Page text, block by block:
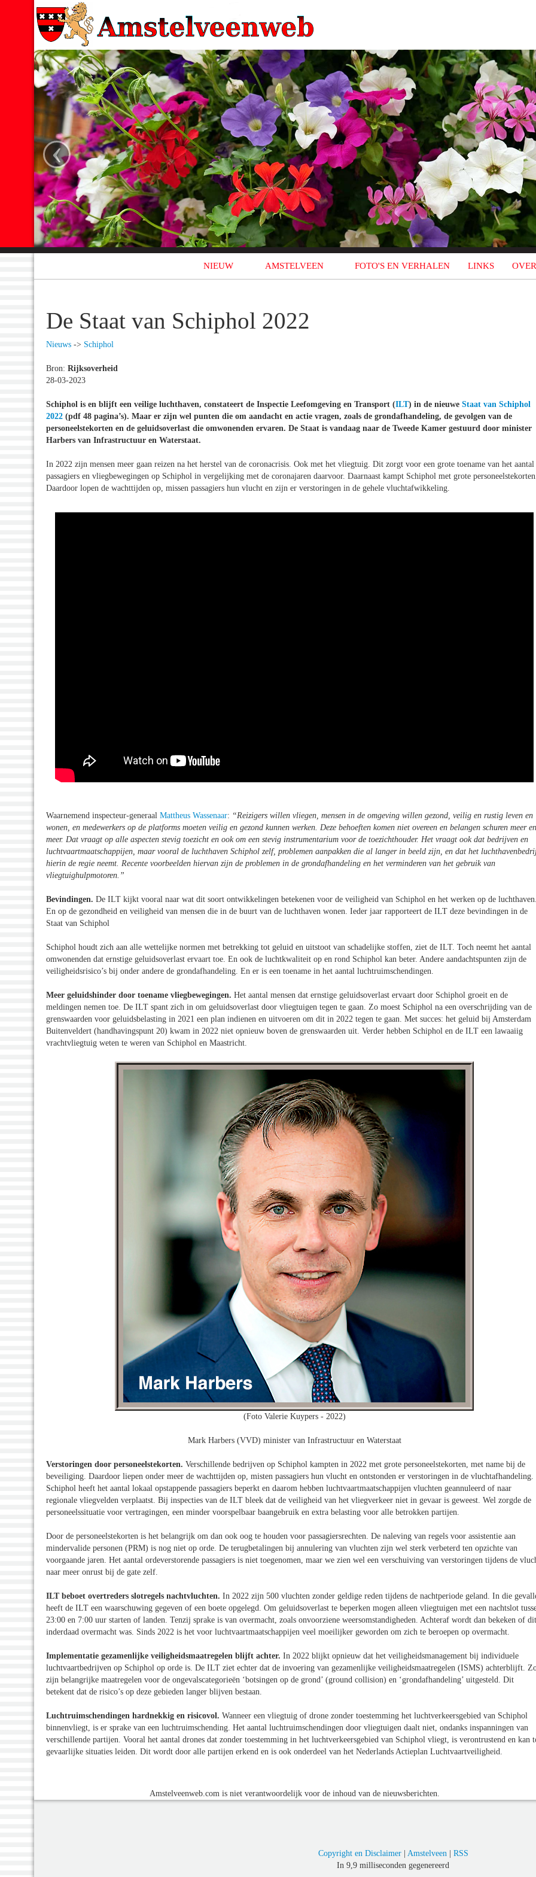
‹
NIEUW AMSTELVEEN FOTO'S EN VERHALEN LINKS
De Staat van Schiphol 2022
Nieuws -> Schiphol
Bron: Rijksoverheid
28-03-2023
Schiphol is en blijft een veilige luchthaven, constateert de Inspectie Leefomgeving en Transport (ILT) in de nieuwe Staat van Schiphol
2022 (pdf 48 pagina’s). Maar er zijn wel punten die om aandacht en actie vragen, zoals de grondafhandeling, de gevolgen van de
personeelstekorten en de geluidsoverlast die omwonenden ervaren. De Staat is vandaag naar de Tweede Kamer gestuurd door minister
Harbers van Infrastructuur en Waterstaat.
In 2022 zijn mensen meer gaan reizen na het herstel van de coronacrisis. Ook met het vliegtuig. Dit zorgt voor een grote toename van het aantal
passagiers en vliegbewegingen op Schiphol in vergelijking met de coronajaren daarvoor. Daarnaast kampt Schiphol met grote personeelstekorten.
Daardoor lopen de wachttijden op, missen passagiers hun vlucht en zijn er verstoringen in de gehele vluchtafwikkeling.
Waarnemend inspecteur-generaal Mattheus Wassenaar: “Reizigers willen vliegen, mensen in de omgeving willen gezond, veilig en rustig leven en
wonen, en medewerkers op de platforms moeten veilig en gezond kunnen werken. Deze behoeften komen niet overeen en belangen schuren meer en
meer. Dat vraagt op alle aspecten stevig toezicht en ook om een stevig instrumentarium voor de toezichthouder. Het vraagt ook dat bedrijven en
luchtvaartmaatschappijen, maar vooral de luchthaven Schiphol zelf, problemen aanpakken die al langer in beeld zijn, en dat het
hierin de regie neemt. Recente voorbeelden hiervan zijn de problemen in de grondafhandeling en het verminderen van het gebruik van
vliegtuighulpmotoren.”
Bevindingen. De ILT kijkt vooral naar wat dit soort ontwikkelingen betekenen voor de veiligheid van Schiphol en het werken op de luchthaven.
En op de gezondheid en veiligheid van mensen die in de buurt van de luchthaven wonen. Ieder jaar rapporteert de ILT deze bevindingen in de
Staat van Schiphol
Schiphol houdt zich aan alle wettelijke normen met betrekking tot geluid en uitstoot van schadelijke stoffen, ziet de ILT. Toch neemt het aantal
omwonenden dat ernstige geluidsoverlast ervaart toe. En ook de luchtkwaliteit op en rond Schiphol kan beter. Andere aandachtspunten zijn de
veiligheidsrisico’s bij onder andere de grondafhandeling. En er is een toename in het aantal luchtruimschendingen.
Meer geluidshinder door toename vliegbewegingen. Het aantal mensen dat ernstige geluidsoverlast ervaart door Schiphol groeit en de
meldingen nemen toe. De ILT spant zich in om geluidsoverlast door vliegtuigen tegen te gaan. Zo moest Schiphol na een overschrijding van de
grenswaarden voor geluidsbelasting in 2021 een plan indienen en uitvoeren om dit in 2022 tegen te gaan. Met succes: het geluid bij Amsterdam
Buitenveldert (handhavingspunt 20) kwam in 2022 niet opnieuw boven de grenswaarden uit. Verder hebben Schiphol en de ILT een lawaaiig
vrachtvliegtuig weten te weren van Schiphol en Maastricht.
(Foto Valerie Kuypers - 2022)
Mark Harbers (VVD) minister van Infrastructuur en Waterstaat
Verstoringen door personeelstekorten. Verschillende bedrijven op Schiphol kampten in 2022 met grote personeelstekorten, met name bij de
beveiliging. Daardoor liepen onder meer de wachttijden op, misten passagiers hun vlucht en ontstonden er verstoringen in de vluchtafhandeling.
Schiphol heeft het aantal lokaal opstappende passagiers beperkt en daarom hebben luchtvaartmaatschappijen vluchten geannuleerd of naar
regionale vliegvelden verplaatst. Bij inspecties van de ILT bleek dat de veiligheid van het vliegverkeer niet in gevaar is geweest. Wel zorgde de
personeelssituatie voor vertragingen, een minder voorspelbaar baangebruik en extra belasting voor alle betrokken partijen.
Door de personeelstekorten is het belangrijk om dan ook oog te houden voor passagiersrechten. De naleving van regels voor assistentie aan
mindervalide personen (PRM) is nog niet op orde. De terugbetalingen bij annulering van vluchten zijn wel sterk verbeterd ten opzichte van
voorgaande jaren. Het aantal ordeverstorende passagiers is niet toegenomen, maar we zien wel een verschuiving van verstoringen tijdens de
naar meer onrust bij de gate zelf.
ILT beboet overtreders slotregels nachtvluchten. In 2022 zijn 500 vluchten zonder geldige reden tijdens de nachtperiode geland. In die
heeft de ILT een waarschuwing gegeven of een boete opgelegd. Om geluidsoverlast te beperken mogen alleen vliegtuigen met een nachtslot
23:00 en 7:00 uur starten of landen. Tenzij sprake is van overmacht, zoals onvoorziene weersomstandigheden. Achteraf wordt dan bekeken of dit
inderdaad overmacht was. Sinds 2022 is het voor luchtvaartmaatschappijen veel moeilijker geworden om zich te beroepen op overmacht.
Implementatie gezamenlijke veiligheidsmaatregelen blijft achter. In 2022 blijkt opnieuw dat het veiligheidsmanagement bij individuele
luchtvaartbedrijven op Schiphol op orde is. De ILT ziet echter dat de invoering van gezamenlijke veiligheidsmaatregelen (ISMS) achterblijft.
zijn belangrijke maatregelen voor de ongevalscategorieën ‘botsingen op de grond’ (ground collision) en ‘grondafhandeling’ uitgesteld. Dit
betekent dat de risico’s op deze gebieden langer blijven bestaan.
Luchtruimschendingen hardnekkig en risicovol. Wanneer een vliegtuig of drone zonder toestemming het luchtverkeersgebied van Schiphol
binnenvliegt, is er sprake van een luchtruimschending. Het aantal luchtruimschendingen door vliegtuigen daalt niet, ondanks inspanningen van
verschillende partijen. Vooral het aantal drones dat zonder toestemming in het luchtverkeersgebied van Schiphol vliegt, is verontrustend en kan
gevaarlijke situaties leiden. Dit wordt door alle partijen erkend en is ook onderdeel van het Nederlands Actieplan Luchtvaartveiligheid.
Amstelveenweb.com is niet verantwoordelijk voor de inhoud van de nieuwsberichten.
Copyright en Disclaimer| Amstelveen | RSS
In 9,9 milliseconden gegenereerd